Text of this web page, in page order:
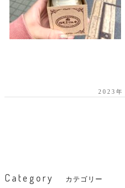
2023年
Category カテゴリー